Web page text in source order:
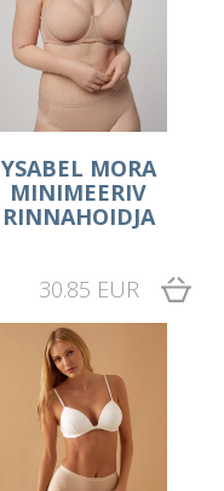
YSABEL MORA
MINIMEERIV
RINNAHOIDJA
30.85 EUR